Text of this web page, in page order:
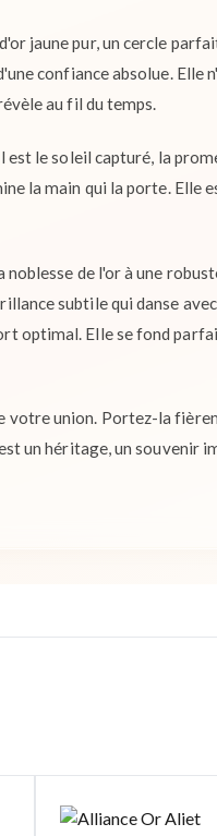
jaune pur, un cercle
confiance absolue. Elle
au fil du temps.
le soleil capturé, la
la main qui la porte. Elle
de l'or à une
subtile qui danse
optimal. Elle se fond
votre union. Portez-la
un héritage, un souvenir